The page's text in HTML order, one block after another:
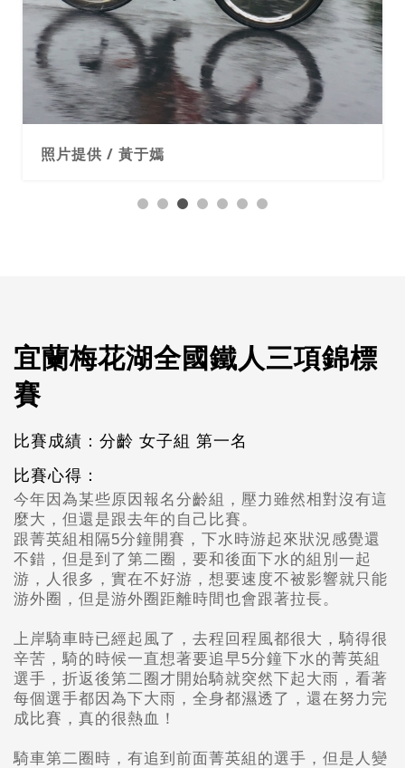
照片提供 / 黃于嫣
宜蘭梅花湖全國鐵人三項錦標
賽
比賽成績：分齡 女子組 第一名
比賽心得：
今年因為某些原因報名分齡組，壓力雖然相對沒有這
麼大， 但還是跟去年的自己比賽。
跟菁英組相隔5分鐘開賽， 下水時游起來狀況感覺還
不錯， 但是到了第二圈，要和後面下水的組別一起
游，人很多，實在不好游， 想要速度不被影響就只能
游外圈，但是游外圈距離時間也會跟著拉長。
上岸騎車時已經起風了，去程回程風都很大，騎得很
辛苦，騎的時候一直想著要追早5分鐘下水的菁英組
選手， 折返後第二圈才開始騎就突然下起大雨，看著
每個選手都因為下大雨， 全身都濕透了，還在努力完
成比賽，真的很熱血！
騎車第二圈時，有追到前面菁英組的選手， 但是人變